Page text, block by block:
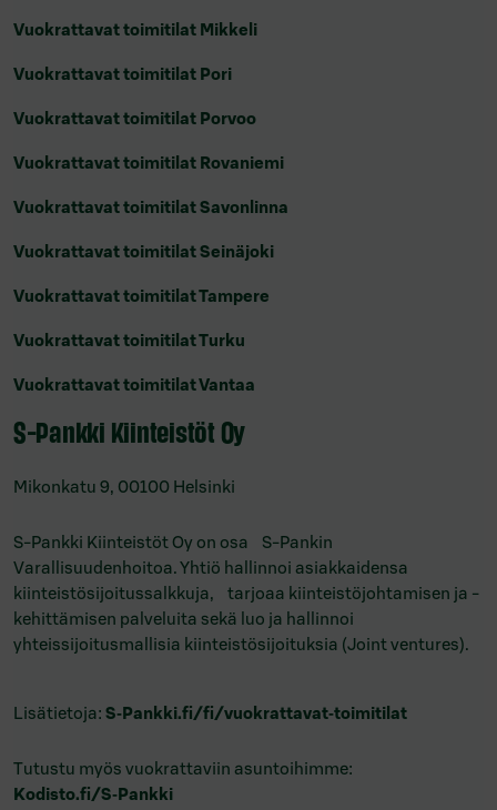
Vuokrattavat toimitilat Mikkeli
Vuokrattavat toimitilat Pori
Vuokrattavat toimitilat Porvoo
Vuokrattavat toimitilat Rovaniemi
Vuokrattavat toimitilat Savonlinna
Vuokrattavat toimitilat Seinäjoki
Vuokrattavat toimitilat Tampere
Vuokrattavat toimitilat Turku
Vuokrattavat toimitilat Vantaa
S-Pankki Kiinteistöt Oy
Mikonkatu 9, 00100 Helsinki
S-Pankki Kiinteistöt Oy on osa S-Pankin
Varallisuudenhoitoa. Yhtiö hallinnoi asiakkaidensa
kiinteistösijoitussalkkuja, tarjoaa kiinteistöjohtamisen ja -
kehittämisen palveluita sekä luo ja hallinnoi
yhteissijoitusmallisia kiinteistösijoituksia (Joint ventures).
Lisätietoja: S‑Pankki.fi/fi/vuokrattavat‑toimitilat
Tutustu myös vuokrattaviin asuntoihimme:
Kodisto.fi/S‑Pankki